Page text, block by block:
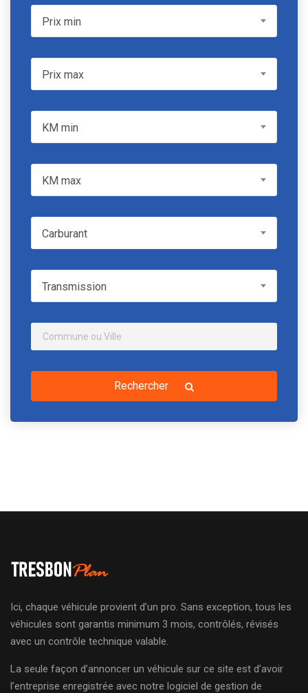
Prix minPrix min
Prix maxPrix max
KM min
KM max
CarburantCarburant
TransmissionTransmission
Rechercher
Ici, chaque véhicule provient d’un pro. Sans exception, tous les
véhicules sont garantis minimum 3 mois, contrôlés, révisés
avec un contrôle technique valable.
La seule façon d’annoncer un véhicule sur ce site est d’avoir
l’entreprise enregistrée avec notre logiciel de gestion de